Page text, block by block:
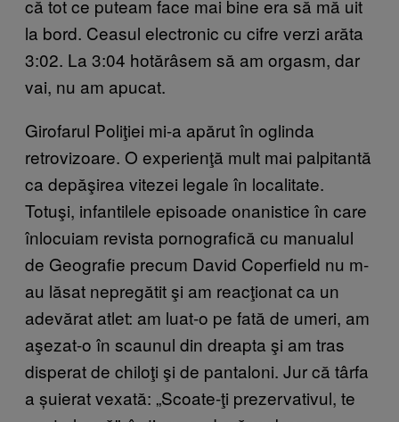
că tot ce puteam face mai bine era să mă uit
la bord. Ceasul electronic cu cifre verzi arăta
3:02. La 3:04 hotărâsem să am orgasm, dar
vai, nu am apucat.
Girofarul Poliţiei mi-a apărut în oglinda
retrovizoare. O experienţă mult mai palpitantă
ca depăşirea vitezei legale în localitate.
Totuşi, infantilele episoade onanistice în care
înlocuiam revista pornografică cu manualul
de Geografie precum David Coperfield nu m-
au lăsat nepregătit şi am reacţionat ca un
adevărat atlet: am luat-o pe fată de umeri, am
aşezat-o în scaunul din dreapta şi am tras
disperat de chiloţi şi de pantaloni. Jur că târfa
a șuierat vexată: „Scoate-ţi prezervativul, te